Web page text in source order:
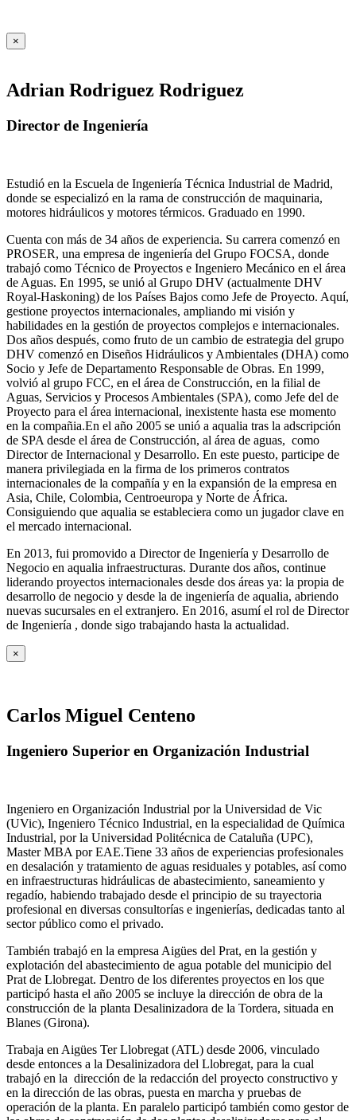
×
Adrian Rodriguez Rodriguez
Director de Ingeniería
Estudió en la Escuela de Ingeniería Técnica Industrial de Madrid,
donde se especializó en la rama de construcción de maquinaria,
motores hidráulicos y motores térmicos. Graduado en 1990.
Cuenta con más de 34 años de experiencia. Su carrera comenzó en
PROSER, una empresa de ingeniería del Grupo FOCSA, donde
trabajó como Técnico de Proyectos e Ingeniero Mecánico en el área
de Aguas. En 1995, se unió al Grupo DHV (actualmente DHV
Royal-Haskoning) de los Países Bajos como Jefe de Proyecto. Aquí,
gestione proyectos internacionales, ampliando mi visión y
habilidades en la gestión de proyectos complejos e internacionales.
Dos años después, como fruto de un cambio de estrategia del grupo
DHV comenzó en Diseños Hidráulicos y Ambientales (DHA) como
Socio y Jefe de Departamento Responsable de Obras. En 1999,
volvió al grupo FCC, en el área de Construcción, en la filial de
Aguas, Servicios y Procesos Ambientales (SPA), como Jefe del de
Proyecto para el área internacional, inexistente hasta ese momento
en la compañia.En el año 2005 se unió a aqualia tras la adscripción
de SPA desde el área de Construcción, al área de aguas, como
Director de Internacional y Desarrollo. En este puesto, participe de
manera privilegiada en la firma de los primeros contratos
internacionales de la compañía y en la expansión de la empresa en
Asia, Chile, Colombia, Centroeuropa y Norte de África.
Consiguiendo que aqualia se estableciera como un jugador clave en
el mercado internacional.
En 2013, fui promovido a Director de Ingeniería y Desarrollo de
Negocio en aqualia infraestructuras. Durante dos años, continue
liderando proyectos internacionales desde dos áreas ya: la propia de
desarrollo de negocio y desde la de ingeniería de aqualia, abriendo
nuevas sucursales en el extranjero. En 2016, asumí el rol de Director
de Ingeniería , donde sigo trabajando hasta la actualidad.
×
Carlos Miguel Centeno
Ingeniero Superior en Organización Industrial
Ingeniero en Organización Industrial por la Universidad de Vic
(UVic), Ingeniero Técnico Industrial, en la especialidad de Química
Industrial, por la Universidad Politécnica de Cataluña (UPC),
Master MBA por EAE.Tiene 33 años de experiencias profesionales
en desalación y tratamiento de aguas residuales y potables, así como
en infraestructuras hidráulicas de abastecimiento, saneamiento y
regadío, habiendo trabajado desde el principio de su trayectoria
profesional en diversas consultorías e ingenierías, dedicadas tanto al
sector público como el privado.
También trabajó en la empresa Aigües del Prat, en la gestión y
explotación del abastecimiento de agua potable del municipio del
Prat de Llobregat. Dentro de los diferentes proyectos en los que
participó hasta el año 2005 se incluye la dirección de obra de la
construcción de la planta Desalinizadora de la Tordera, situada en
Blanes (Girona).
Trabaja en Aigües Ter Llobregat (ATL) desde 2006, vinculado
desde entonces a la Desalinizadora del Llobregat, para la cual
trabajó en la dirección de la redacción del proyecto constructivo y
en la dirección de las obras, puesta en marcha y pruebas de
operación de la planta. En paralelo participó también como gestor de